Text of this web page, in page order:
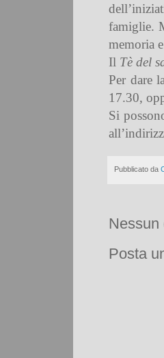
famiglie.
memoria
Il Tè del
Per dare
17.30,
Si
Pubblicato da
Nessun
Posta